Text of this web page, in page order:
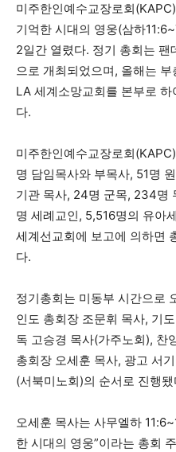
미주한인예수교장로회
기억한 시대의 영웅(삼하
2일간 열렸다. 정기 총회는
으로 개최되었으며, 올해는
LA 세계소망교회를 본부로
다.
미주한인예수교장로회
명 담임목사와 부목사, 51명
기관 목사, 24명 군목, 234명
명 세례교인, 5,516명의 유아
세계선교회에 보고에 의하면
다.
정기총회는 미동부 시간으로
인도 총회장 조문휘 목사, 기
독 고승경 목사(가주노회), 찬
총회장 오세훈 목사, 광고 서
(서북미노회)의 순서로 진행됐
오세훈 목사는 사무엘하
한 시대의 영웅”이라는 총회